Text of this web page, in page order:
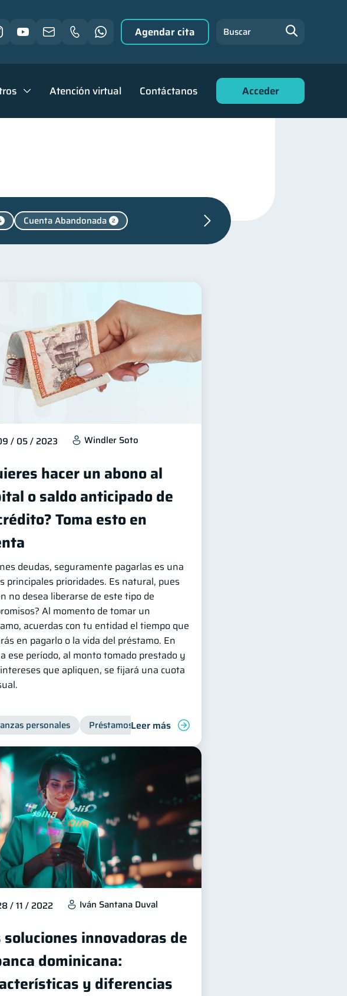
Atención virtual Contáctanos Acceder
Agendar cita Buscar
Cuenta Abandonada 2
Ciberseguridad 5
2 Criptomonedas Inversiones 2
Información financiera 1 inversiones 1
información financiera 1
Inclusión financiera Finanzas para jóvenes
/ 05 / 2023 Windler Soto
hacer un abono al
o saldo anticipado de
Toma esto en
deudas, seguramente pagarlas es una
principales prioridades. Es natural, pues
no desea liberarse de este tipo de
Al momento de tomar un
acuerdas con tu entidad el tiempo que
en pagarlo o la vida del préstamo. En
ese período, al monto tomado prestado y
que apliquen, se fijará una cuota
personales Préstamos Productos financieros
Leer más
/ 11 / 2022 Iván Santana Duval
soluciones innovadoras de
dominicana:
y diferencias